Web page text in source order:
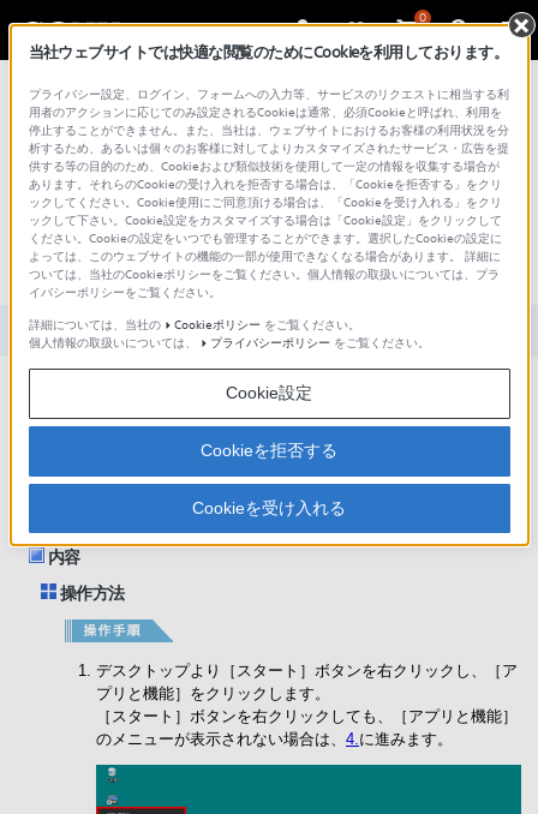
0
総合サポート・お問い合わせ
文書番号 : S1606150080599 / 最終更新日 : 2026/02/13
PlayMemories Homeをアンインストー
ルする方法(Windows 10)
対象製品カテゴリー・製品
Windows 10 にインストールしたPlayMemories Homeをアンインストー
ル（削除）する操作方法です
アプリケーションソフトウェア
PlayMemories Home
内容
操作方法
デスクトップより［スタート］ボタンを右クリックし、［ア
プリと機能］をクリックします。
［スタート］ボタンを右クリックしても、［アプリと機能］
のメニューが表示されない場合は、 4. に進みます。
当社ウェブサイトでは快適な閲覧のためにCookieを利用しております。
プライバシー設定、ログイン、フォームへの入力等、サービスのリクエストに相当する利
用者のアクションに応じてのみ設定されるCookieは通常、必須Cookieと呼ばれ、利用を
停止することができません。また、当社は、ウェブサイトにおけるお客様の利用状況を分
析するため、あるいは個々のお客様に対してよりカスタマイズされたサービス・広告を提
供する等の目的のため、Cookieおよび類似技術を使用して一定の情報を収集する場合が
あります。それらのCookieの受け入れを拒否する場合は、「Cookieを拒否する」をクリ
ックしてください。Cookie使用にご同意頂ける場合は、「Cookieを受け入れる」をクリ
ックして下さい。Cookie設定をカスタマイズする場合は「Cookie設定」をクリックして
ください。Cookieの設定をいつでも管理することができます。選択したCookieの設定に
よっては、このウェブサイトの機能の一部が使用できなくなる場合があります。 詳細に
ついては、当社のCookieポリシーをご覧ください。個人情報の取扱いについては、プラ
イバシーポリシーをご覧ください。
詳細については、当社の
Cookieポリシー をご覧ください。
個人情報の取扱いについては、
プライバシーポリシー をご覧ください。
Cookie設定
Cookieを拒否する
Cookieを受け入れる